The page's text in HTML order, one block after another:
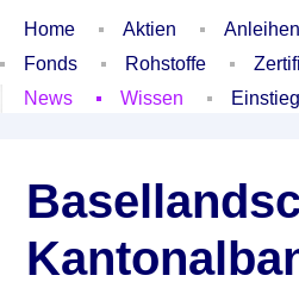
Home Aktien Anleihen
Fonds
Rohstoffe
News
Wissen Einstieg